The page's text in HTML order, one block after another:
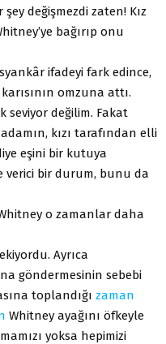
değişmezdi zaten! Kız
bağırıp onu
ifadeyi fark edince,
omzuna attı.
seviyor değilim. Fakat
kızı tarafından elli
eşini bir kutuya
verici bir durum, bunu da
o zamanlar daha
Ayrıca
göndermesinin sebebi
toplandığı zaman
Whitney ayağını öfkeyle
yoksa hepimizi